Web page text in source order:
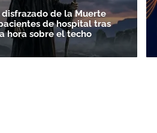
de la Muerte
de hospital tras
hora sobre el techo